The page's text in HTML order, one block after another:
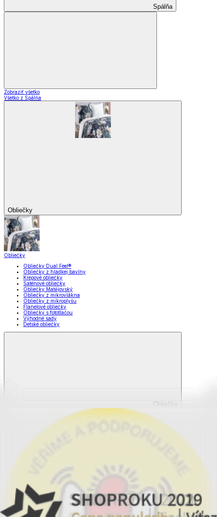
Spálňa
Zobraziť všetko
Všetko z Spálňa
Obliečky
Obliečky
Obliečky Dual Feel®
Obliečky z hladkej bavlny
Krepové obliečky
Saténové obliečky
Obliečky Matějovský
Obliečky z mikrovlákna
Obliečky z mikroplyšu
Flanelové obliečky
Obliečky s fototlačou
Výhodné sady
Detské obliečky
Obliečky
Zobraziť všetko
Všetko z Obliečky